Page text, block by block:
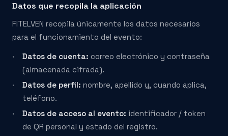
Datos que recopila la aplicación
FITELVEN recopila únicamente los datos necesarios
para el funcionamiento del evento:
Datos de cuenta: correo electrónico y contraseña
(almacenada cifrada).
Datos de perfil: nombre, apellido y, cuando aplica,
teléfono.
Datos de acceso al evento: identificador / token
de QR personal y estado del registro.